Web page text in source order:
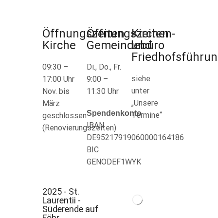
Öffnungszeiten
Kirche
09:30 –
17:00 Uhr
Nov. bis
März
geschlossen
(Renovierungszeiten)
Öffnungszeiten
Gemeindebüro
Di., Do., Fr.
9:00 –
11:30 Uhr
Spendenkonto
IBAN
DE95217919060000164186
BIC
GENODEF1WYK
Kirchen-
und
siehe
unter
„Unsere
Termine“
2025 - St.
Laurentii -
Süderende auf